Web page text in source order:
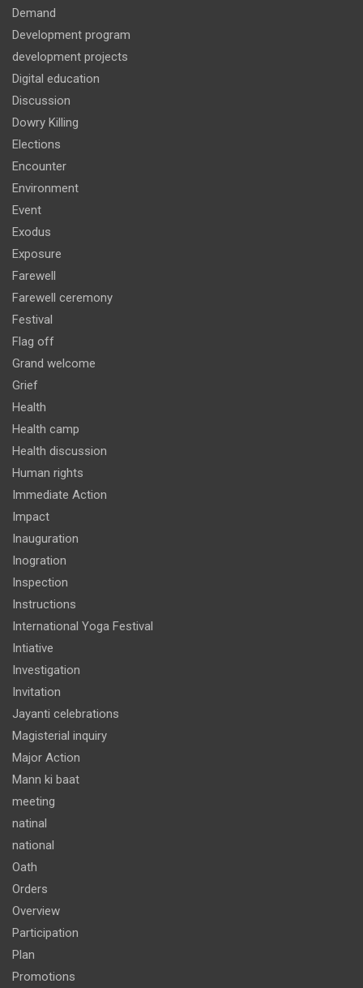
Demand
Development program
development projects
Digital education
Discussion
Dowry Killing
Elections
Encounter
Environment
Event
Exodus
Exposure
Farewell
Farewell ceremony
Festival
Flag off
Grand welcome
Grief
Health
Health camp
Health discussion
Human rights
Immediate Action
Impact
Inauguration
Inogration
Inspection
Instructions
International Yoga Festival
Intiative
Investigation
Invitation
Jayanti celebrations
Magisterial inquiry
Major Action
Mann ki baat
meeting
natinal
national
Oath
Orders
Overview
Participation
Plan
Promotions